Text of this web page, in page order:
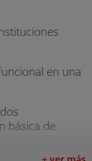
en una
básica de